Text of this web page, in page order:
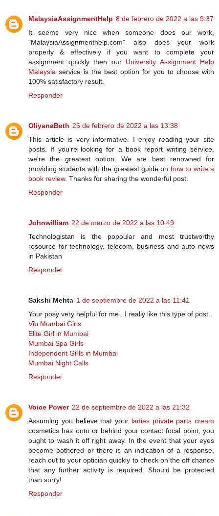
MalaysiaAssignmentHelp 8 de febrero de 2022 a las 9:37
It seems very nice when someone does our work,
"MalaysiaAssignmenthelp.com" also does your work
properly & effectively if you want to complete your
assignment quickly then our University Assignment Help
Malaysia service is the best option for you to choose with
100% satisfactory result.
Responder
OliyanaBeth 26 de febrero de 2022 a las 13:38
This article is very informative. I enjoy reading your site
posts. If you're looking for a book report writing service,
we're the greatest option. We are best renowned for
providing students with the greatest guide on how to write a
book review. Thanks for sharing the wonderful post.
Responder
Johnwilliam 22 de marzo de 2022 a las 10:49
Technologistan is the popoular and most trustworthy
resource for technology, telecom, business and auto news
in Pakistan
Responder
Sakshi Mehta 1 de septiembre de 2022 a las 11:41
Your posy very helpful for me , I really like this type of post .
Vip Mumbai Girls
Elite Girl in Mumbai
Mumbai Spa Girls
Independent Girls in Mumbai
Mumbai Night Calls
Responder
Voice Power 22 de septiembre de 2022 a las 21:32
Assuming you believe that your ladies private parts cream
cosmetics has onto or behind your contact focal point, you
ought to wash it off right away. In the event that your eyes
become bothered or there is an indication of a response,
reach out to your optician quickly to check on the off chance
that any further activity is required. Should be protected
than sorry!
Responder